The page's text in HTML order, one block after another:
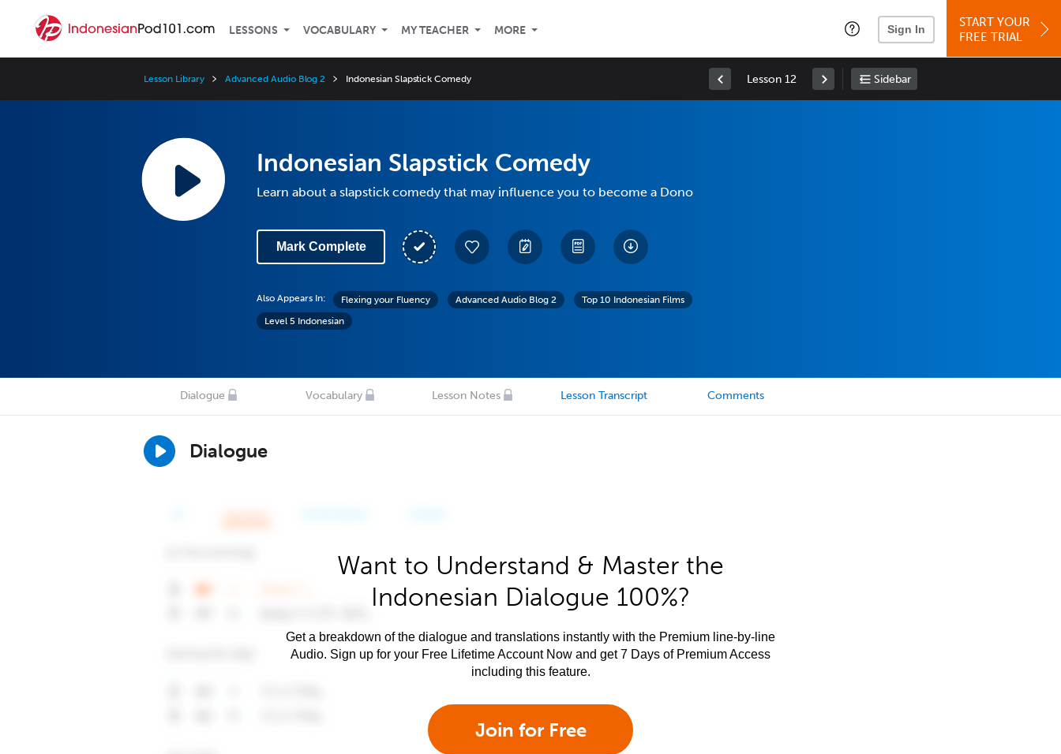
LESSONS VOCABULARY MY TEACHER MORE Sign In
START YOUR
FREE TRIAL
Lesson Library Advanced Audio Blog 2 Indonesian Slapstick Comedy Lesson 12 Sidebar
Indonesian Slapstick Comedy
Learn about a slapstick comedy that may influence you to become a Dono
Mark Complete
Also Appears In: Flexing your Fluency Advanced Audio Blog 2
Top 10 Indonesian Films
Level 5 Indonesian
Dialogue Vocabulary Lesson Notes Lesson Transcript Comments
Dialogue
Want to Understand & Master the
Indonesian Dialogue 100%?
Get a breakdown of the dialogue and translations instantly with the Premium line-by-line
Audio. Sign up for your Free Lifetime Account Now and get 7 Days of Premium Access
including this feature.
Join for Free